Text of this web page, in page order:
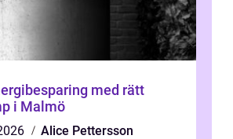
med rätt
i Malmö
Alice Pettersson